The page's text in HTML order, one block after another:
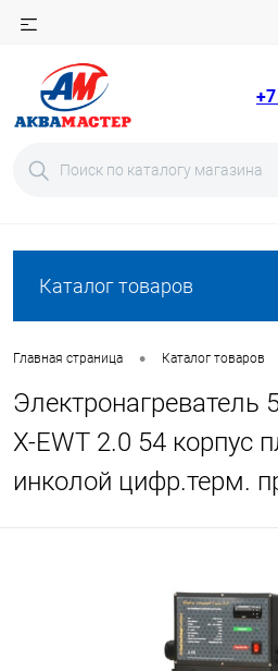
Каталог товаров
Главная страница • Каталог товаров
Электронагреватель
X-EWT 2.0 54 корпус
инколой цифр.терм.